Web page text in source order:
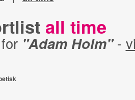
all time
"Adam Holm"-